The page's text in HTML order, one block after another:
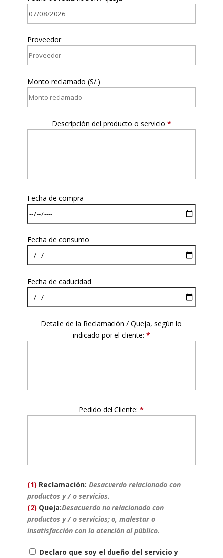
Proveedor
Monto reclamado (S/.)
Descripción del producto o servicio *
Fecha de compra
Fecha de consumo
Fecha de caducidad
Detalle de la Reclamación / Queja, según lo
indicado por el cliente: *
Pedido del Cliente:*
(1) Reclamación: Desacuerdo relacionado con
productos y / o servicios.
(2) Queja:Desacuerdo no relacionado con
productos y / o servicios; o, malestar o
insatisfacción con la atención al público.
Declaro que soy el dueño del servicio y